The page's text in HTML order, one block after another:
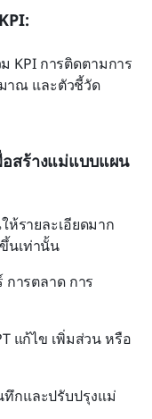
KPI การติดตามการ
าณ และตัวชี้วัด
อสร้างแม่แบบแผน
ห้รายละเอียดมาก
นเท่านั้น
การตลาด การ
แก้ไข เพิ่มส่วน หรือ
ทึกและปรับปรุงแม่